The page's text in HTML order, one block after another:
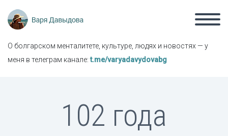
О болгарском менталитете, культуре, людях и новостях — у
меня в телеграм канале:t.me/varyadavydovabg
102 года